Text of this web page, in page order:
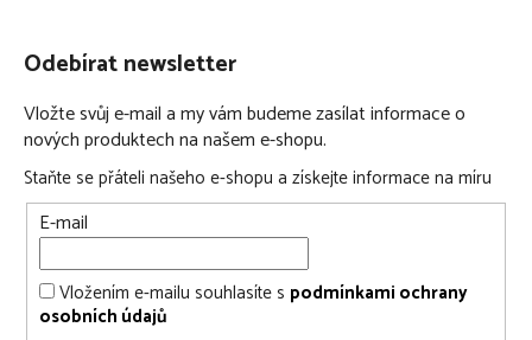
Odebírat newsletter
Vložte svůj e-mail a my vám budeme zasílat informace o
nových produktech na našem e-shopu.
Staňte se přáteli našeho e-shopu a získejte informace na míru
E-mail
Vložením e-mailu souhlasíte s podmínkami ochrany
osobních údajů